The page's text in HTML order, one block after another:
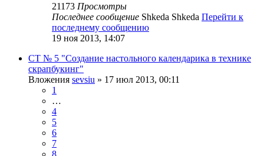
21173 Просмотры
Последнее сообщение Shkeda Shkeda Перейти к
последнему сообщению
19 ноя 2013, 14:07
СТ № 5 "Создание настольного календарика в технике
скрапбукинг"
Вложения sevsiu » 17 июл 2013, 00:11
1
…
4
5
6
7